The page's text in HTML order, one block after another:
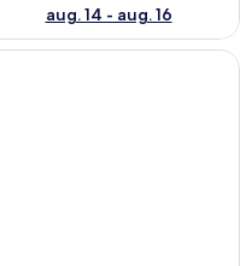
aug. 14 - aug. 16
sengetøj, pengeskab